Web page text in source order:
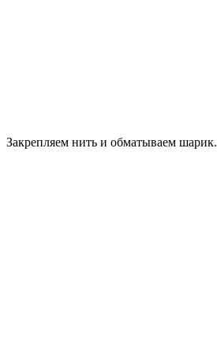
Закрепляем нить и обматываем шарик.